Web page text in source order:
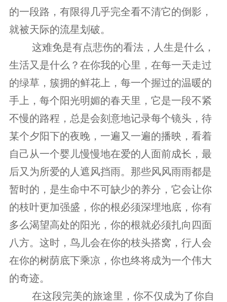
的一段路，有限得几乎完全看不清它的倒影，
就被天际的流星划破。
这难免是有点悲伤的看法，人生是什么，
生活又是什么？在你我的心里，在每一天走过
的绿草，簇拥的鲜花上，每一个握过的温暖的
手上，每个阳光明媚的春天里，它是一段不紧
不慢的路程，总是会刻意地记录每个镜头，待
某个夕阳下的夜晚，一遍又一遍的播映，看着
自己从一个婴儿慢慢地在爱的人面前成长，最
后又为所爱的人遮风挡雨。那些风风雨雨都是
暂时的，是生命中不可缺少的养分，它会让你
的枝叶更加强盛，你的根必须深埋地底，你有
多么渴望高处的阳光，你的根就必须扎向四面
八方。这时，鸟儿会在你的枝头搭窝，行人会
在你的树荫底下乘凉，你也终将成为一个伟大
的奇迹。
在这段完美的旅途里，你不仅成为了你自